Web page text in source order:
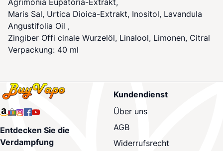
Agrimonia Eupatoria-Extrakt,
Maris Sal, Urtica Dioica-Extrakt, Inositol, Lavandula
Angustifolia Oil ,
Zingiber Offi cinale Wurzelöl, Linalool, Limonen, Citral
Verpackung: 40 ml
Entdecken Sie die
Verdampfung
Kundendienst
Über uns
AGB
Widerrufsrecht